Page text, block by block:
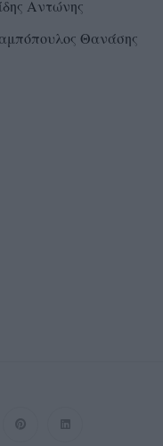
Αντώνης
Θανάσης